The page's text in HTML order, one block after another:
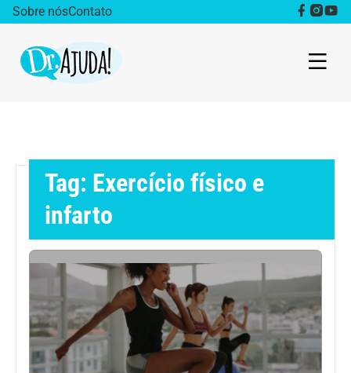
Sobre nósContato
Obesidade
Destaque
Bem estar
Vida Saudável
Saúde da mulher
Anemia
Tag: Exercício físico e
infarto